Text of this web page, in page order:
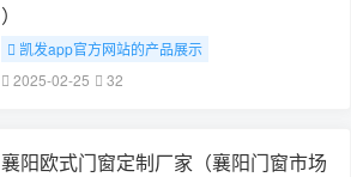
）
凯发app官方网站的产品展示
# 耒阳系统门窗定制厂家
2025-02-25 32
襄阳欧式门窗定制厂家（襄阳门窗市场